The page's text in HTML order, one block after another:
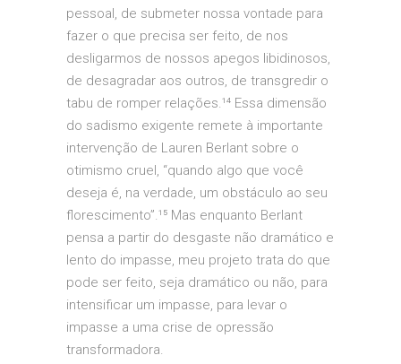
pessoal, de submeter nossa vontade para
fazer o que precisa ser feito, de nos
desligarmos de nossos apegos libidinosos,
de desagradar aos outros, de transgredir o
tabu de romper relações.¹⁴ Essa dimensão
do sadismo exigente remete à importante
intervenção de Lauren Berlant sobre o
otimismo cruel, “quando algo que você
deseja é, na verdade, um obstáculo ao seu
florescimento”.¹⁵ Mas enquanto Berlant
pensa a partir do desgaste não dramático e
lento do impasse, meu projeto trata do que
pode ser feito, seja dramático ou não, para
intensificar um impasse, para levar o
impasse a uma crise de opressão
transformadora.